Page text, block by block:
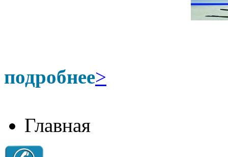
подробнее>
Главная